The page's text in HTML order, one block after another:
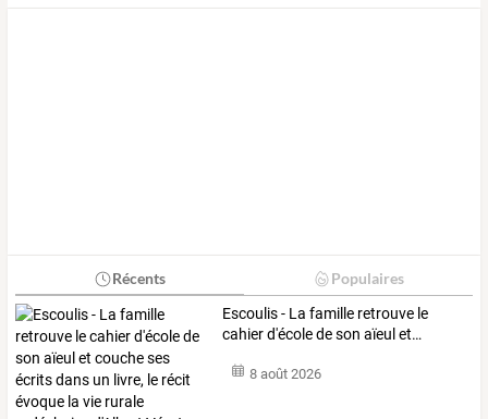
Récents Populaires
Escoulis- La famille retrouve le
cahierd'écoledeson aïeul et…
8 août 2026